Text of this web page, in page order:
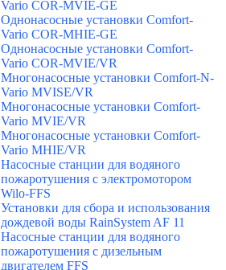
Vario COR-MVIE-GE
Однонасосные установки Comfort-
Vario COR-MHIE-GE
Однонасосные установки Comfort-
Vario COR-MVIE/VR
Многонасосные установки Comfort-N-
Vario MVISE/VR
Многонасосные установки Comfort-
Vario MVIE/VR
Многонасосные установки Comfort-
Vario MHIE/VR
Насосные станции для водяного
пожаротушения с электромотором
Wilo-FFS
Установки для сбора и использования
дождевой воды RainSystem AF 11
Насосные станции для водяного
пожаротушения с дизельным
двигателем FFS